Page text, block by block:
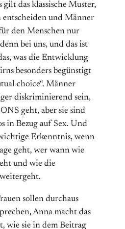
gilt das klassische Muster,
entscheiden und Männer
den Menschen nur
bei uns, und das ist
was die Entwicklung
besonders begünstigt
choice“. Männer
diskriminierend sein,
geht, aber sie sind
in Bezug auf Sex. Und
Erkenntnis, wenn
geht, wer wann wie
und wie die
sollen durchaus
Anna macht das
wie sie in dem Beitrag